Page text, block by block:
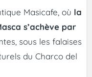
Masicafe, où la
s’achève par
sous les falaises
du Charco del